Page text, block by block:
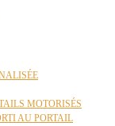
MOTORISÉS
AU PORTAIL